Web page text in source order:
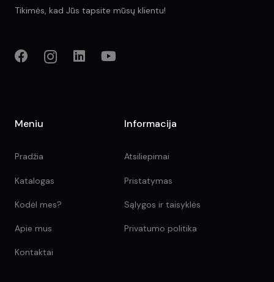
Tikimės, kad Jūs tapsite mūsų klientu!
Meniu
Pradžia
Katalogas
Kodėl mes?
Apie mus
Kontaktai
Informacija
Atsiliepimai
Pristatymas
Sąlygos ir taisyklės
Privatumo politika